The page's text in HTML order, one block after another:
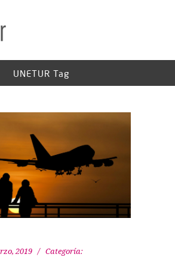
UNETUR Tag
2019
Categoría: